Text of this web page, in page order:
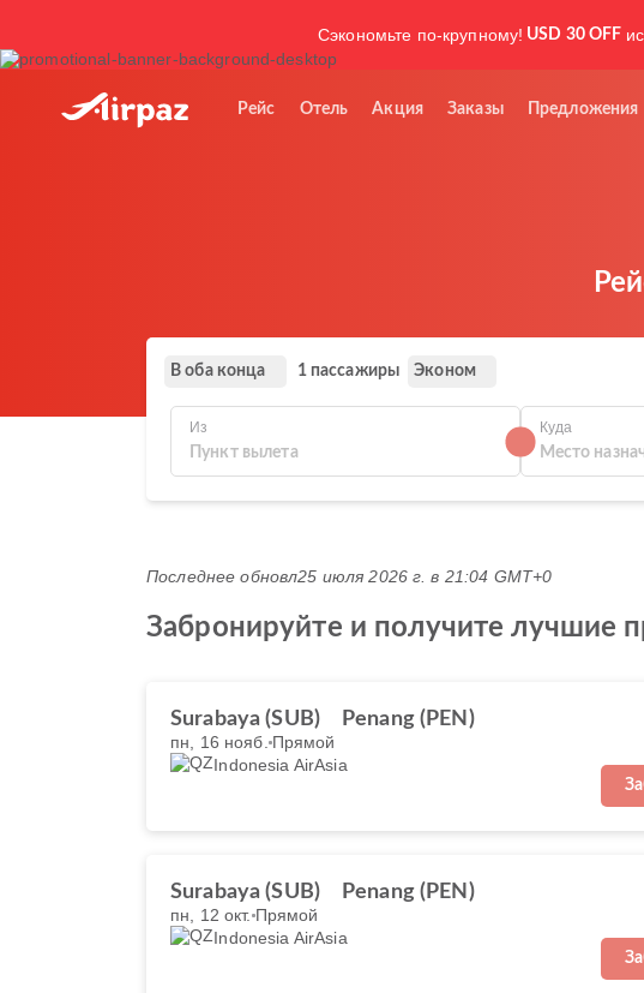
Сэкономьте по-крупному! USD 30 OFF
Рейс Отель Акция Заказы Предложения
В оба конца 1 пассажиры Эконом
Из Куда
Последнее обновл25 июля 2026 г. в 21:04 GMT+0
Забронируйте и получите лучшие
Surabaya (SUB) Penang (PEN)
пн, 16 нояб. Прямой
Indonesia AirAsia
Surabaya (SUB) Penang (PEN)
пн, 12 окт. Прямой
Indonesia AirAsia